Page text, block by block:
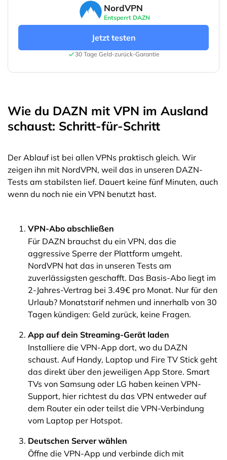
NordVPN
Entsperrt DAZN
Jetzt testen
30 Tage Geld-zurück-Garantie
Wie du DAZN mit VPN im Ausland
schaust: Schritt-für-Schritt
Der Ablauf ist bei allen VPNs praktisch gleich. Wir
zeigen ihn mit NordVPN, weil das in unseren DAZN-
Tests am stabilsten lief. Dauert keine fünf Minuten, auch
wenn du noch nie ein VPN benutzt hast.
VPN-Abo abschließen
Für DAZN brauchst du ein VPN, das die
aggressive Sperre der Plattform umgeht.
NordVPN hat das in unseren Tests am
zuverlässigsten geschafft. Das Basis-Abo liegt im
2-Jahres-Vertrag bei 3.49€ pro Monat. Nur für den
Urlaub? Monatstarif nehmen und innerhalb von 30
Tagen kündigen: Geld zurück, keine Fragen.
App auf dein Streaming-Gerät laden
Installiere die VPN-App dort, wo du DAZN
schaust. Auf Handy, Laptop und Fire TV Stick geht
das direkt über den jeweiligen App Store. Smart
TVs von Samsung oder LG haben keinen VPN-
Support, hier richtest du das VPN entweder auf
dem Router ein oder teilst die VPN-Verbindung
vom Laptop per Hotspot.
Deutschen Server wählen
Öffne die VPN-App und verbinde dich mit